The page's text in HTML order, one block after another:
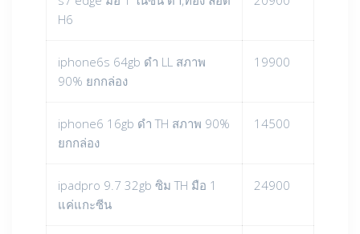
H6
iphone6s 64gb ดำ LL สภาพ
90% ยกกล่อง
19900
iphone6 16gb ดำ TH สภาพ 90%
ยกกล่อง
14500
ipadpro 9.7 32gb ซิม TH มือ 1
แค่แกะซีน
24900